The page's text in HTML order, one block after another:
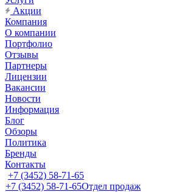
Акции
Компания
О компании
Портфолио
Отзывы
Партнеры
Лицензии
Вакансии
Новости
Информация
Блог
Обзоры
Политика
Бренды
Контакты
+7 (3452) 58-71-65
+7 (3452) 58-71-65Отдел продаж